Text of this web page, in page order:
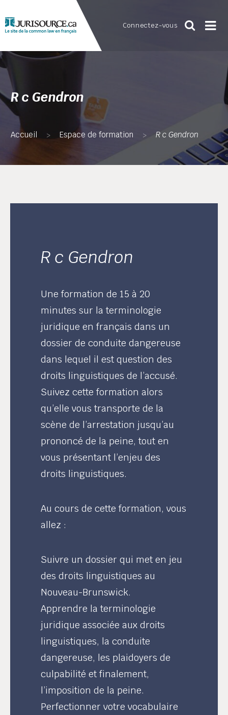
Connectez-vous
R c Gendron
Accueil > Espace de formation > R c Gendron
R c Gendron
Une formation de 15 à 20
minutes sur la terminologie
juridique en français dans un
dossier de conduite dangereuse
dans lequel il est question des
droits linguistiques de l’accusé.
Suivez cette formation alors
qu’elle vous transporte de la
scène de l’arrestation jusqu’au
prononcé de la peine, tout en
vous présentant l’enjeu des
droits linguistiques.
Au cours de cette formation, vous
allez :
Suivre un dossier qui met en jeu
des droits linguistiques au
Nouveau-Brunswick.
Apprendre la terminologie
juridique associée aux droits
linguistiques, la conduite
dangereuse, les plaidoyers de
culpabilité et finalement,
l’imposition de la peine.
Perfectionner votre vocabulaire